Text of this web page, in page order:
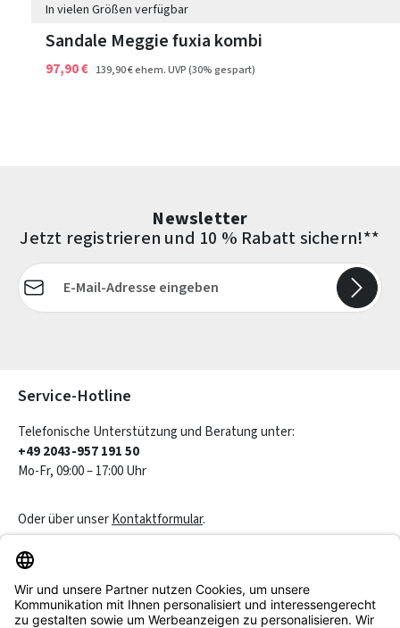
In vielen Größen verfügbar
Sandale Meggie fuxia kombi
97,90 € 139,90 €ehem. UVP(30% gespart)
Newsletter
Jetzt registrieren und 10 % Rabatt sichern!**
E-Mail-Adresse*
Service-Hotline
Telefonische Unterstützung und Beratung unter:
+49 2043-957 191 50
Mo-Fr, 09:00 – 17:00 Uhr
Oder über unserKontaktformular.